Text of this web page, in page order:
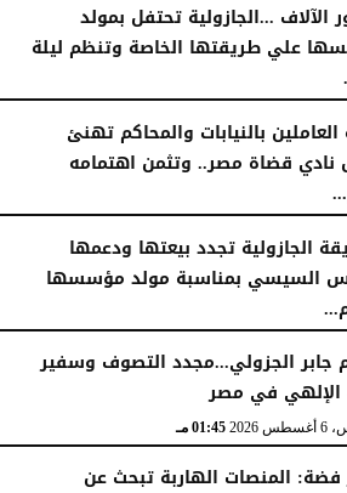
الآلاف ...الجازولية تحتفل بمولد
علي طريقتها الخاصة وتنظم ليلة
العاملين بالنيابات والمحاكم تهنئ
نادي قضاة مصر.. وتثمن اهتمامه
الجازولية تجدد بيعتها ودعمها
السيسي بمناسبة مولد مؤسسها
جابر الجزولي...مجدد التصوف وسفير
الإلهي في مصر
2026 01:45 مـ
فضة: المنصات الهاربة تبحث عن